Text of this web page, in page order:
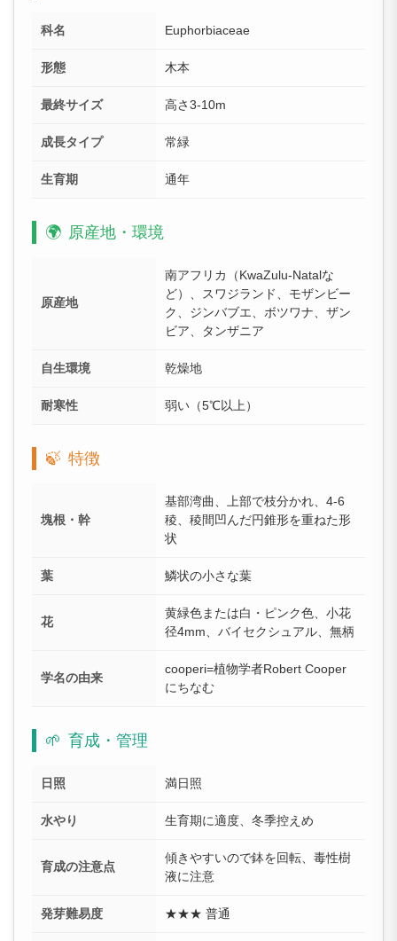
科名 Euphorbiaceae
形態 木本
最終サイズ 高さ3-10m
成長タイプ 常緑
生育期 通年
🌍 原産地・環境
原産地
南アフリカ（KwaZulu-Natalな
ど）、スワジランド、モザンビー
ク、ジンバブエ、ボツワナ、ザン
ビア、タンザニア
自生環境 乾燥地
耐寒性 弱い（5℃以上）
🍃 特徴
塊根・幹
基部湾曲、上部で枝分かれ、4-6
稜、稜間凹んだ円錐形を重ねた形
状
葉 鱗状の小さな葉
花
黄緑色または白・ピンク色、小花
径4mm、バイセクシュアル、無柄
学名の由来
cooperi=植物学者Robert Cooper
にちなむ
🌱 育成・管理
日照 満日照
水やり 生育期に適度、冬季控えめ
育成の注意点
傾きやすいので鉢を回転、毒性樹
液に注意
発芽難易度 ★★★ 普通